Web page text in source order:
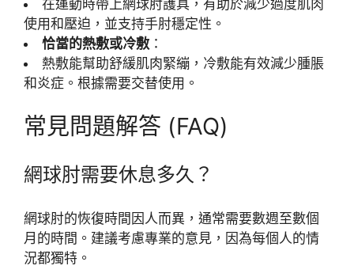
在運動時帶上網球肘護具，有助於減少過度肌肉
使用和壓迫，並支持手肘穩定性。
恰當的熱敷或冷敷 ：
熱敷能幫助舒緩肌肉緊繃，冷敷能有效減少腫脹
和炎症。根據需要交替使用。
常見問題解答 (FAQ)
網球肘需要休息多久？
網球肘的恢復時間因人而異，通常需要數週至數個
月的時間。建議考慮專業的意見，因為每個人的情
況都獨特。